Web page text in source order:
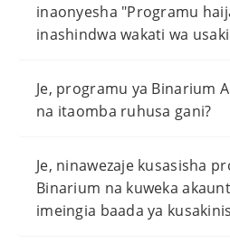
inaonyesha "Programu
inashindwa wakati wa
Je, programu ya Binarium
na itaomba ruhusa gani?
Je, ninawezaje kusasisha
Binarium na kuweka
imeingia baada ya